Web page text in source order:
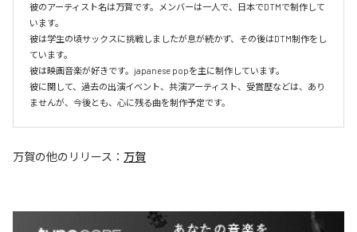
彼のアーティスト名は万賀です。メンバーは一人で、日本でDTMで制作して
います。
彼は学生の頃サックスに挑戦しましたが息が続かず、その後はDTM制作をし
ています。
彼は映画音楽が好きです。japanese popを主に制作しています。
彼に関して、過去の出演イベント、共演アーティスト、受賞歴などは、あり
ませんが、今後とも、心に残る曲を制作予定です。
万賀の他のリリース： 万賀